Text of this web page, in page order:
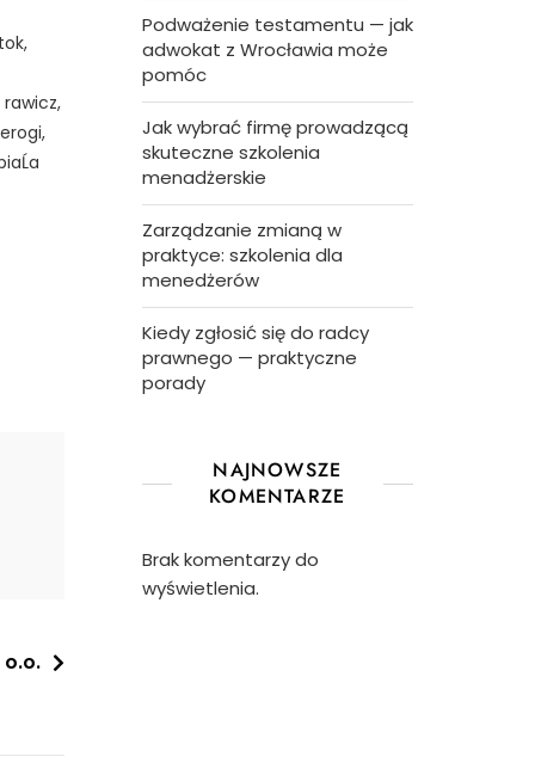
o.o.
Podważenie testamentu — jak
adwokat z Wrocławia może
pomóc
Jak wybrać firmę prowadzącą
skuteczne szkolenia
menadżerskie
Zarządzanie zmianą w
praktyce: szkolenia dla
menedżerów
Kiedy zgłosić się do radcy
prawnego — praktyczne
porady
NAJNOWSZE
KOMENTARZE
Brak komentarzy do
wyświetlenia.